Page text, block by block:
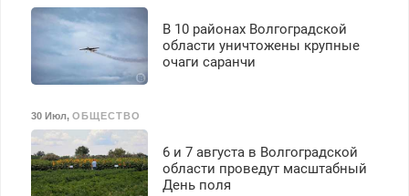
В 10 районах Волгоградской
области уничтожены крупные
очаги саранчи
30 Июл, ОБЩЕСТВО
6 и 7 августа в Волгоградской
области проведут масштабный
День поля